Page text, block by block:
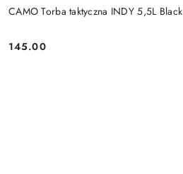
CAMO Torba taktyczna INDY 5,5L Black
Cena:
145.00